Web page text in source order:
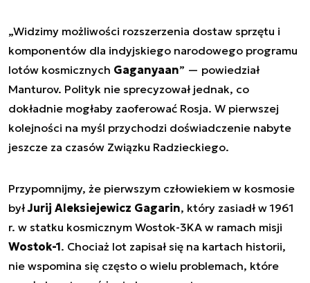
„Widzimy możliwości rozszerzenia dostaw sprzętu i
komponentów dla indyjskiego narodowego programu
lotów kosmicznych Gaganyaan” — powiedział
Manturov. Polityk nie sprecyzował jednak, co
dokładnie mogłaby zaoferować Rosja. W pierwszej
kolejności na myśl przychodzi doświadczenie nabyte
jeszcze za czasów Związku Radzieckiego.
Przypomnijmy, że pierwszym człowiekiem w kosmosie
byłJurij Aleksiejewicz Gagarin, który zasiadł w 1961
r. w statku kosmicznym Wostok-3KA w ramach misji
Wostok-1. Chociaż lot zapisał się na kartach historii,
nie wspomina się często o wielu problemach, które